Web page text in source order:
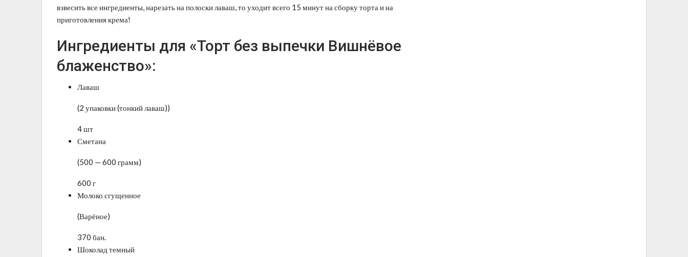
взвесить все ингредиенты, нарезать на полоски лаваш, то уходит всего 15 минут на сборку торта и на
приготовления крема!
Ингредиенты для «Торт без выпечки Вишнёвое
блаженство»:
Лаваш
(2 упаковки (тонкий лаваш))
4 шт
Сметана
(500 — 600 грамм)
600 г
Молоко сгущенное
(Варёное)
370 бан.
Шоколад темный